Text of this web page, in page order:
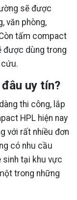
sẽ được
văn phòng,
tấm compact
được dùng trong
cứu.
uy tín?
thi công, lắp
HPL hiện nay
với rất nhiều đơn
có nhu cầu
sinh tại khu vực
trong những